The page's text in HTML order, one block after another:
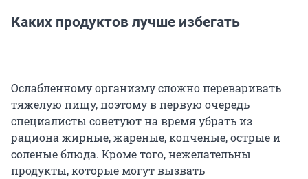
Каких продуктов лучше избегать
Ослабленному организму сложно переваривать
тяжелую пищу, поэтому в первую очередь
специалисты советуют на время убрать из
рациона жирные, жареные, копченые, острые и
соленые блюда. Кроме того, нежелательны
продукты, которые могут вызвать